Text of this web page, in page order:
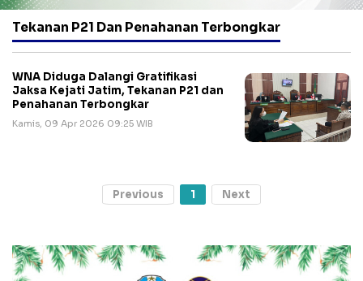
Tekanan P21 Dan Penahanan Terbongkar
WNA Diduga Dalangi Gratifikasi
Jaksa Kejati Jatim, Tekanan P21 dan
Penahanan Terbongkar
Kamis, 09 Apr 2026 09:25 WIB
Previous 1 Next